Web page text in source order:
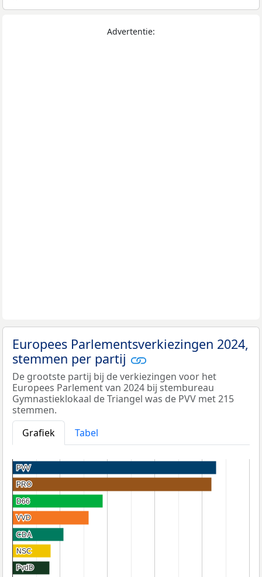
Advertentie:
Europees Parlementsverkiezingen 2024,
stemmen per partij
De grootste partij bij de verkiezingen voor het
Europees Parlement van 2024 bij stembureau
Gymnastieklokaal de Triangel was de PVV met 215
stemmen.
Grafiek
Tabel
PVV
PVV
PRO
PRO
D66
D66
VVD
VVD
CDA
CDA
NSC
NSC
PvdD
PvdD